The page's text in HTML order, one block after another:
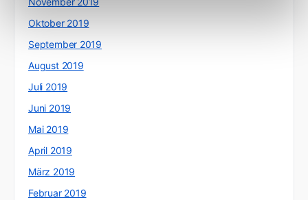
Oktober 2019
September 2019
August 2019
Juli 2019
Juni 2019
Mai 2019
April 2019
März 2019
Februar 2019